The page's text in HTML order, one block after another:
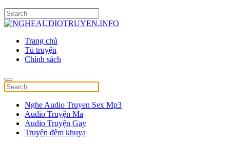
Trang chủ
Tủ truyện
Chính sách
Nghe Audio Truyen Sex Mp3
Audio Truyện Ma
Audio Truyện Gay
Truyện đêm khuya